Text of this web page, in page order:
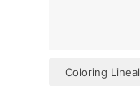
Coloring Lineal